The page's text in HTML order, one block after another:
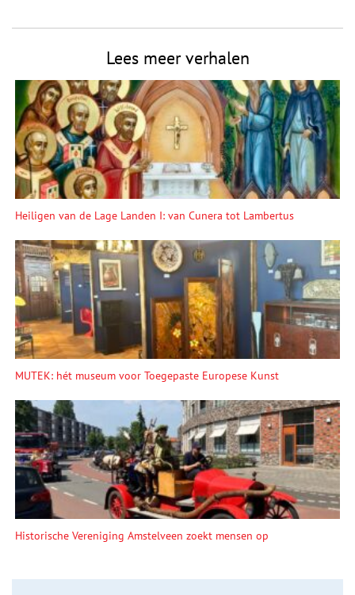
Lees meer verhalen
Heiligen van de Lage Landen I: van Cunera tot Lambertus
MUTEK: hét museum voor Toegepaste Europese Kunst
Historische Vereniging Amstelveen zoekt mensen op